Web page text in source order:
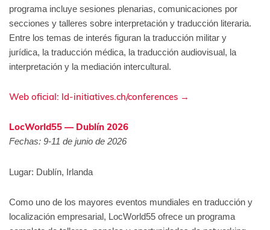
programa incluye sesiones plenarias, comunicaciones por
secciones y talleres sobre interpretación y traducción literaria.
Entre los temas de interés figuran la traducción militar y
jurídica, la traducción médica, la traducción audiovisual, la
interpretación y la mediación intercultural.
Web oficial: ld-initiatives.ch/conferences →
LocWorld55 — Dublín 2026
Fechas: 9-11 de junio de 2026
Lugar: Dublín, Irlanda
Como uno de los mayores eventos mundiales en traducción y
localización empresarial, LocWorld55 ofrece un programa